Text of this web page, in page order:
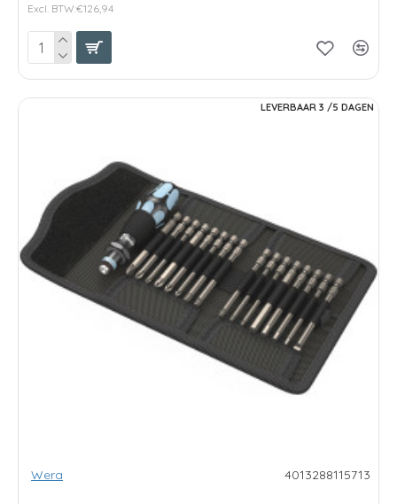
Excl. BTW:€126,94
LEVERBAAR 3 /5 DAGEN
Wera 4013288115713